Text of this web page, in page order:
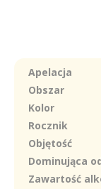
Apelacja
Obszar
Kolor
Rocznik
Objętość
Dominująca
Zawartość